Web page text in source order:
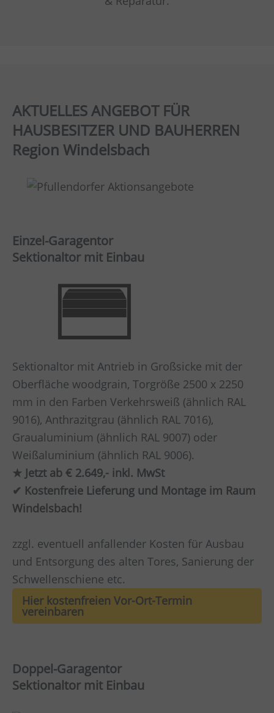
AKTUELLES ANGEBOT FÜR
HAUSBESITZER UND BAUHERREN
Region Windelsbach
Einzel-Garagentor
Sektionaltor mit Einbau
Sektionaltor mit Antrieb in Großsicke mit der
Oberfläche woodgrain, Torgröße 2500 x 2250
mm in den Farben Verkehrsweiß (ähnlich RAL
9016), Anthrazitgrau (ähnlich RAL 7016),
Graualuminium (ähnlich RAL 9007) oder
Weißaluminium (ähnlich RAL 9006).
★ Jetzt ab € 2.649,- inkl. MwSt
✔ Kostenfreie Lieferung und Montage im Raum
Windelsbach!
zzgl. eventuell anfallender Kosten für Ausbau
und Entsorgung des alten Tores, Sanierung der
Schwellenschiene etc.
Hier kostenfreien Vor-Ort-Termin
vereinbaren
Doppel-Garagentor
Sektionaltor mit Einbau